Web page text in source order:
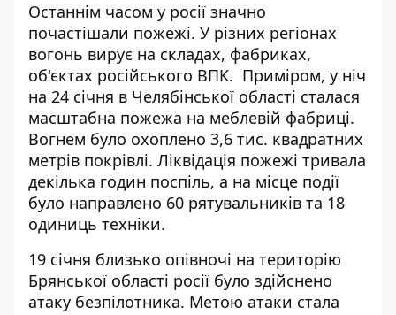
Останнім часом у росії значно
почастішали пожежі. У різних регіонах
вогонь вирує на складах, фабриках,
об'єктах російського ВПК. Приміром, у ніч
на 24 січня в Челябінської області сталася
масштабна пожежа на меблевій фабриці.
Вогнем було охоплено 3,6 тис. квадратних
метрів покрівлі. Ліквідація пожежі тривала
декілька годин поспіль, а на місце події
було направлено 60 рятувальників та 18
одиниць техніки.
19 січня близько опівночі на територію
Брянської області росії було здійснено
атаку безпілотника. Метою атаки стала